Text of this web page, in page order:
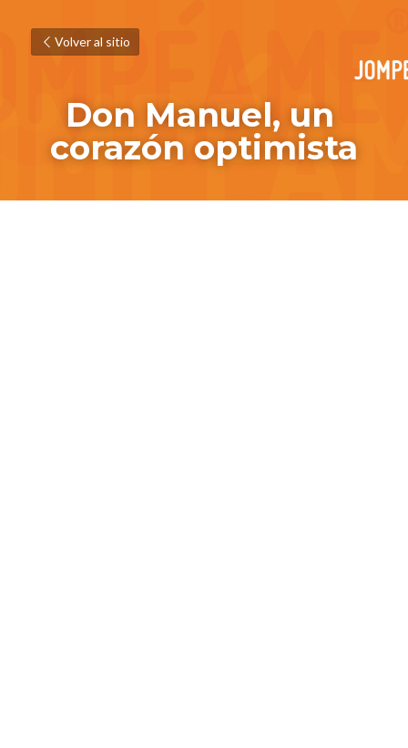
Volver al sitio
Don Manuel, un
corazón optimista